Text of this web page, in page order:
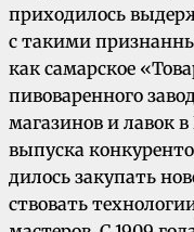
приходилось
с такими
как самарское
пивоваренного
магазинов и лавок
выпуска
дилось закупать
ствовать